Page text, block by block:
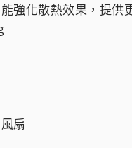
強化散熱效果，提供
扇